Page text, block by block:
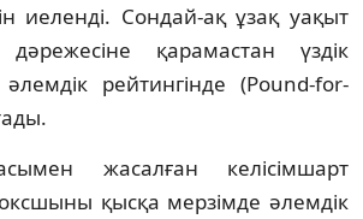
иеленді. Сондай-ақ ұзақ уақыт
қарамастан үздік
рейтингінде (Pound-for-
жасалған келісімшарт
қысқа мерзімде әлемдік